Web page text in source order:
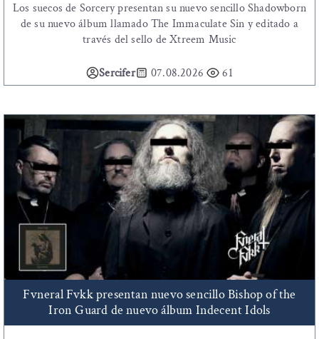
Los suecos de Sorcery presentan su nuevo sencillo Shadowborn
de su nuevo álbum llamado The Immaculate Sin y editado a
través del sello de Xtreem Music
Sercifer 07.08.2026 61
Fvneral Fvkk presentan nuevo sencillo Bishop of the
Iron Guard de nuevo álbum Indecent Idols